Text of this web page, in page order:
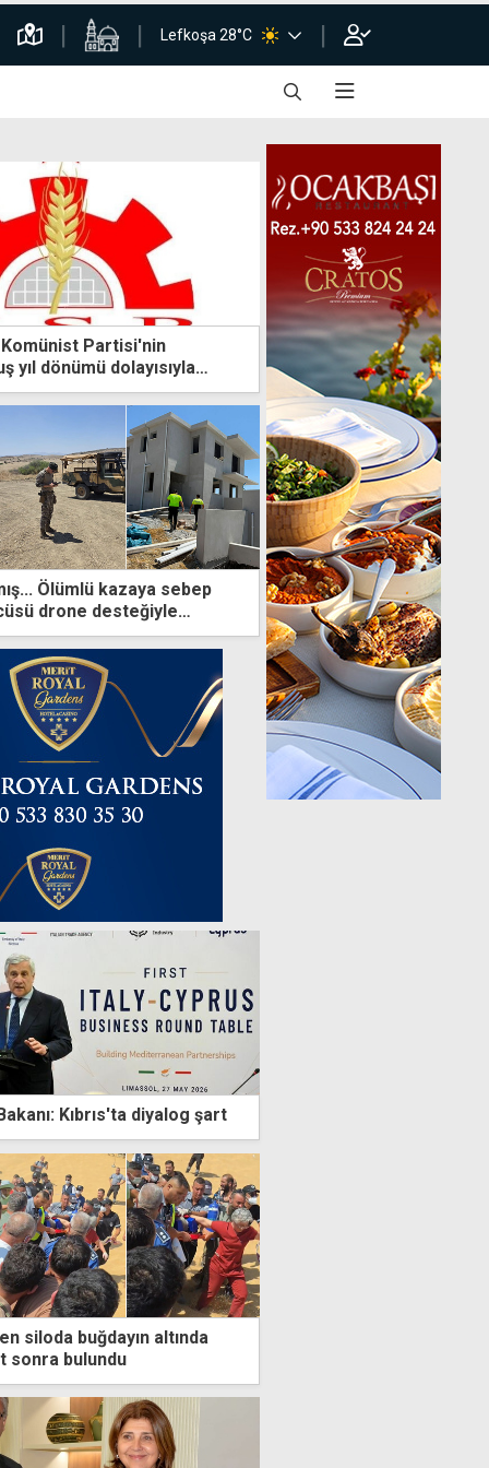
Lefkoşa 28°C
Komünist Partisi'nin
yıl dönümü dolayısıyla
Ölümlü kazaya sebep
drone desteğiyle
Kıbrıs'ta diyalog şart
siloda buğdayın altında
sonra bulundu